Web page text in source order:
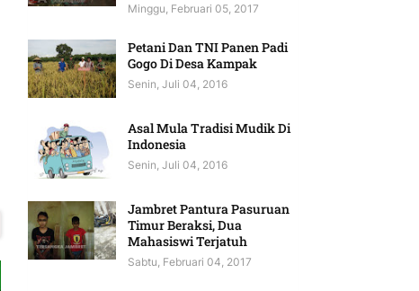
Minggu, Februari 05, 2017
Petani Dan TNI Panen Padi
Gogo Di Desa Kampak
Senin, Juli 04, 2016
Asal Mula Tradisi Mudik Di
Indonesia
Senin, Juli 04, 2016
Jambret Pantura Pasuruan
Timur Beraksi, Dua
Mahasiswi Terjatuh
Sabtu, Februari 04, 2017